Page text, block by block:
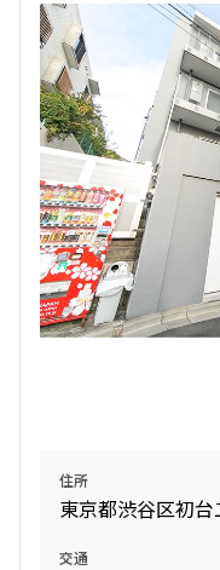
住所
東京都渋谷区初
交通